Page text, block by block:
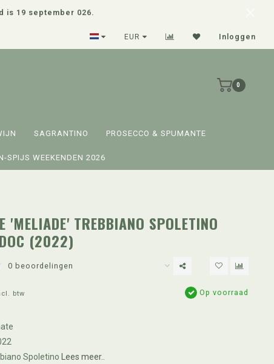
is 19 september 026.
Persoonlijke inkoop & advies
EUR Inloggen
0
SAGRANTINO PROSECCO & SPUMANTE
SPIJS WEEKENDEN 2026
'MELIADE' TREBBIANO SPOLETINO
(2022)
0 beoordelingen
btw Op voorraad
Spoletino
Lees meer..